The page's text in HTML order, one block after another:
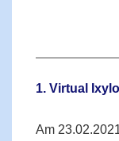
1. Virtual
Am